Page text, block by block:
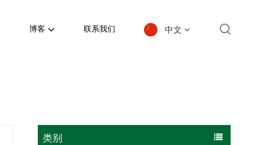
博客 联系我们 中文
类别